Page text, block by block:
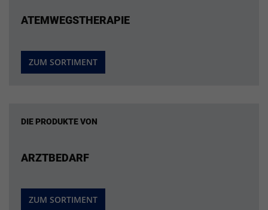
ATEMWEGSTHERAPIE
ZUM SORTIMENT
DIE PRODUKTE VON
ARZTBEDARF
ZUM SORTIMENT